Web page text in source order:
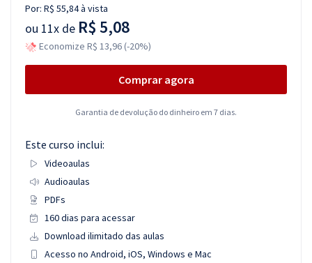
Por: R$ 55,84à vista
ou 11x de R$ 5,08
Economize R$ 13,96 (-20%)
Comprar agora
Garantia de devolução do dinheiro em 7 dias.
Este curso inclui:
Videoaulas
Audioaulas
PDFs
160 dias para acessar
Download ilimitado das aulas
Acesso no Android, iOS, Windows e Mac